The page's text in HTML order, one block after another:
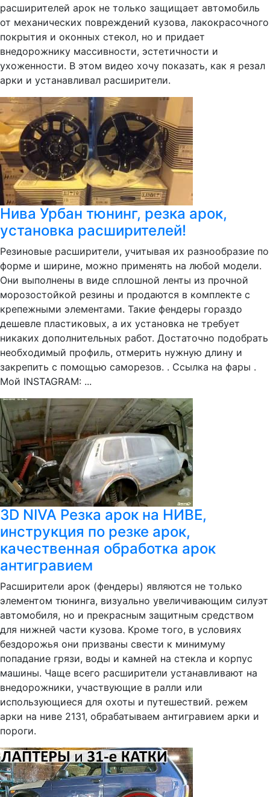
расширителей арок не только защищает автомобиль
от механических повреждений кузова, лакокрасочного
покрытия и оконных стекол, но и придает
внедорожнику массивности, эстетичности и
ухоженности. В этом видео хочу показать, как я резал
арки и устанавливал расширители.
Нива Урбан тюнинг, резка арок,
установка расширителей!
Резиновые расширители, учитывая их разнообразие по
форме и ширине, можно применять на любой модели.
Они выполнены в виде сплошной ленты из прочной
морозостойкой резины и продаются в комплекте с
крепежными элементами. Такие фендеры гораздо
дешевле пластиковых, а их установка не требует
никаких дополнительных работ. Достаточно подобрать
необходимый профиль, отмерить нужную длину и
закрепить с помощью саморезов. . Ссылка на фары .
Mой INSTAGRAM: ...
3D NIVA Резка арок на НИВЕ,
инструкция по резке арок,
качественная обработка арок
антигравием
Расширители арок (фендеры) являются не только
элементом тюнинга, визуально увеличивающим силуэт
автомобиля, но и прекрасным защитным средством
для нижней части кузова. Кроме того, в условиях
бездорожья они призваны свести к минимуму
попадание грязи, воды и камней на стекла и корпус
машины. Чаще всего расширители устанавливают на
внедорожники, участвующие в ралли или
использующиеся для охоты и путешествий. режем
арки на ниве 2131, обрабатываем антигравием арки и
пороги.